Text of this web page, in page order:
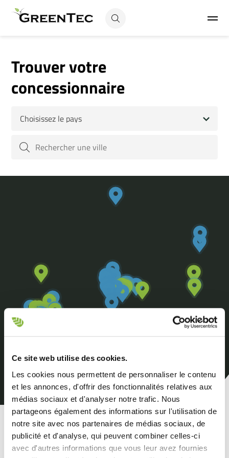
Ce site web utilise des cookies.
Les cookies nous permettent de personnaliser le contenu
et les annonces, d'offrir des fonctionnalités relatives aux
médias sociaux et d'analyser notre trafic. Nous
partageons également des informations sur l'utilisation de
notre site avec nos partenaires de médias sociaux, de
publicité et d'analyse, qui peuvent combiner celles-ci
avec d'autres informations que vous leur avez fournies
Trouver votre
concessionnaire
Tous les concessionnaires